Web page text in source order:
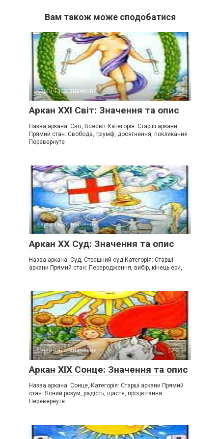
Вам також може сподобатися
Карти Таро: значення 0
Аркан XXI Світ: Значення та опис
Назва аркана: Світ, Всесвіт Категорія: Старші аркани
Прямий стан: Свобода, тріумф, досягнення, покликання
Перевернуте
Карти Таро: значення 0
Аркан XX Суд: Значення та опис
Назва аркана: Суд, Страшний суд Категорія: Старші
аркани Прямий стан: Переродження, вибір, кінець ери,
Карти Таро: значення 0
Аркан XIX Сонце: Значення та опис
Назва аркана: Сонце, Категорія: Старші аркани Прямий
стан: Ясний розум, радість, щастя, процвітання
Перевернуте